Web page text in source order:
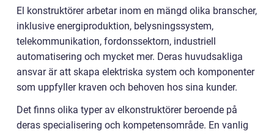
El konstruktörer arbetar inom en mängd olika branscher,
inklusive energiproduktion, belysningssystem,
telekommunikation, fordonssektorn, industriell
automatisering och mycket mer. Deras huvudsakliga
ansvar är att skapa elektriska system och komponenter
som uppfyller kraven och behoven hos sina kunder.
Det finns olika typer av elkonstruktörer beroende på
deras specialisering och kompetensområde. En vanlig